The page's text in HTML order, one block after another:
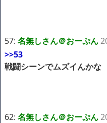
57: 名無しさん＠おーぷん
>>53
戦闘シーンでムズイんかな
62: 名無しさん＠おーぷん